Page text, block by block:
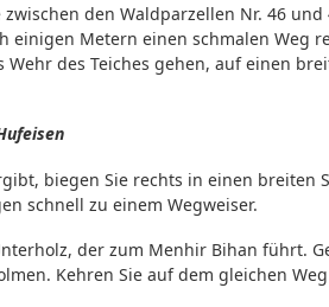
den Waldparzellen Nr. 46
einigen Metern einen schmalen Weg
des Teiches gehen, auf einen
biegen Sie rechts in einen breiten
schnell zu einem Wegweiser.
der zum Menhir Bihan führt.
Kehren Sie auf dem gleichen